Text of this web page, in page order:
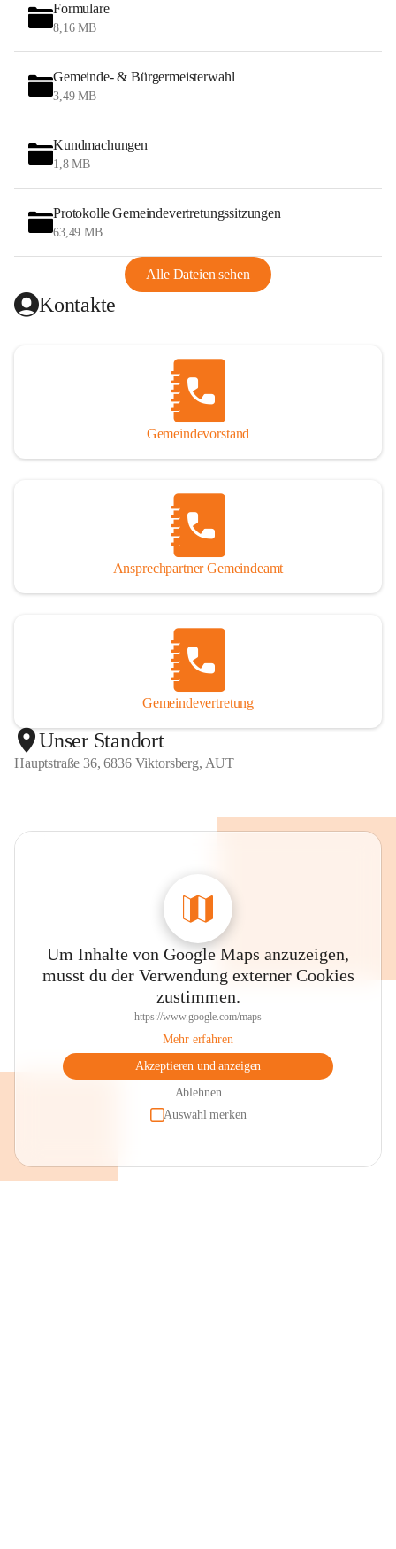
Formulare
8,16 MB
Gemeinde- & Bürgermeisterwahl
3,49 MB
Kundmachungen
1,8 MB
Protokolle Gemeindevertretungssitzungen
63,49 MB
Alle Dateien sehen
Kontakte
Gemeindevorstand
Ansprechpartner Gemeindeamt
Gemeindevertretung
Unser Standort
Hauptstraße 36, 6836 Viktorsberg, AUT
Um Inhalte von Google Maps anzuzeigen,
musst du der Verwendung externer Cookies
zustimmen.
https://www.google.com/maps
Mehr erfahren
Akzeptieren und anzeigen
Ablehnen
Auswahl merken